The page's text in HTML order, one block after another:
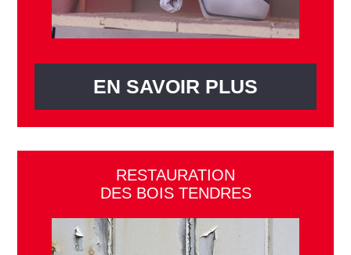
EN SAVOIR PLUS
RESTAURATION
DES BOIS TENDRES